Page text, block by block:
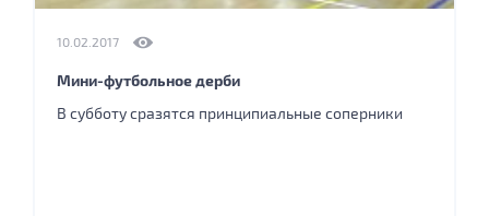
10.02.2017
Мини-футбольное дерби
В субботу сразятся принципиальные соперники